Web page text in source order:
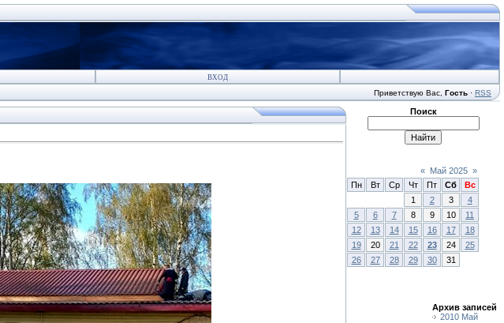
ВХОД
Приветствую Вас Гость · RSS
Поиск
« Май 2025 »
Пн
Вт Ср Чт Пт Сб
Вс
1
2 3
4
5
6 7 8 9 10
11
12
13 14 15 16 17
18
19
20 21 22 23 24
25
26
27 28 29 30 31
Архив записей
2010 Май